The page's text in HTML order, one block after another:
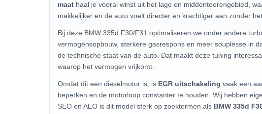
maat haal je vooral winst uit het lage en middentoerengebied,
makkelijker en de auto voelt directer en krachtiger aan zonder
Bij deze BMW 335d F30/F31 optimaliseren we onder andere turbodruk, inspuiting en koppelbegrenzers binnen veilige marges. Het resultaat is een mooiere
vermogensopbouw, sterkere gasrespons en meer souplesse in
de technische staat van de auto. Dat maakt deze tuning
waarop het vermogen vrijkomt.
Omdat dit een dieselmotor is, is EGR uitschakeling vaak een
beperken en de motorloop constanter te houden. Wij hebben
SEO en AEO is dit model sterk op zoektermen als BMW 335d